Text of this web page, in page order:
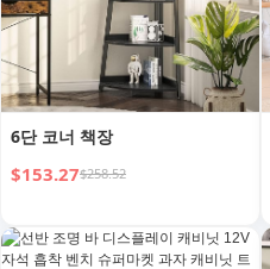
6단 코너 책장
$153.27$258.52